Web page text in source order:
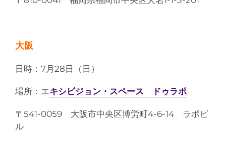
大阪
日時：7月28日（日）
場所：エキシビジョン・スペース ドゥラポ
〒541-0059 大阪市中央区博労町4-6-14 ラポビ
ル